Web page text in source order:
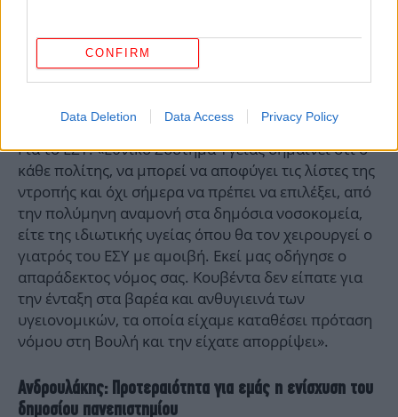
CONFIRM
Data Deletion Data Access Privacy Policy
Ανάκαμψης».
Ανδρουλάκης για ΕΣΥ: Ο πολίτης να μπορεί να αποφύγει
τις λίστες της ντροπής
Για το ΕΣΥ: «Εθνικό Σύστημα Υγείας σημαίνει ότι ο
κάθε πολίτης, να μπορεί να αποφύγει τις λίστες της
ντροπής και όχι σήμερα να πρέπει να επιλέξει, από
την πολύμηνη αναμονή στα δημόσια νοσοκομεία,
είτε της ιδιωτικής υγείας όπου θα τον χειρουργεί ο
γιατρός του ΕΣΥ με αμοιβή. Εκεί μας οδήγησε ο
απαράδεκτος νόμος σας. Κουβέντα δεν είπατε για
την ένταξη στα βαρέα και ανθυγιεινά των
υγειονομικών, τα οποία είχαμε καταθέσει πρόταση
νόμου στη Βουλή και την είχατε απορρίψει».
Ανδρουλάκης: Προτεραιότητα για εμάς η ενίσχυση του
δημοσίου πανεπιστημίου